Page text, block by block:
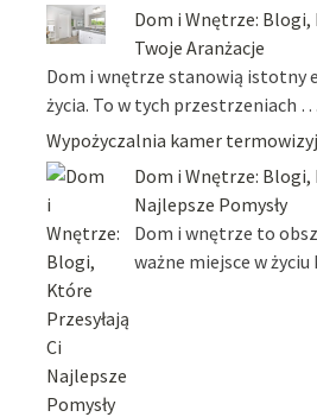
Dom i Wnętrze:
Twoje Aranżacje
Dom i wnętrze stanowią istotny
życia. To w tych przestrzeniach …
Wypożyczalnia kamer
Dom i Wnętrze: Blogi,
Najlepsze Pomysły
Dom i wnętrze to
ważne miejsce w